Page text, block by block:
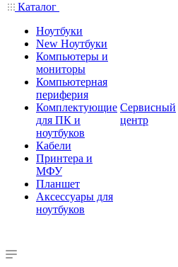
Каталог
Ноутбуки
New Ноутбуки
Компьютеры и
мониторы
Компьютерная
периферия
Комплектующие
для ПК и
ноутбуков
Кабели
Принтера и
МФУ
Планшет
Аксессуары для
ноутбуков
Сервисный
центр